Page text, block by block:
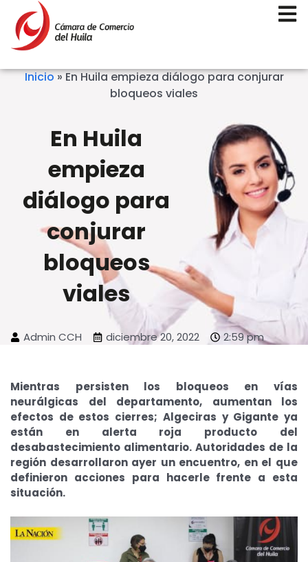
Inicio»En Huila empieza diálogo para conjurar
bloqueos viales
En Huila
empieza
diálogo para
conjurar
bloqueos
viales
Admin CCH diciembre 20, 2022 2:59 pm
Mientras persisten los bloqueos en vías
neurálgicas del departamento, aumentan los
efectos de estos cierres; Algeciras y Gigante ya
están en alerta roja producto del
desabastecimiento alimentario. Autoridades de la
región desarrollaron ayer un encuentro, en el que
definieron acciones para hacerle frente a esta
situación.